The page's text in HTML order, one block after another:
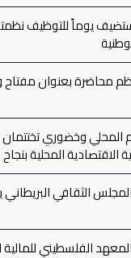
يوماً للتوظيف
محاضرة بعنوان
المحلي وخضوري
الاقتصادية المحلية بنجاح
الثقافي
الفلسطيني